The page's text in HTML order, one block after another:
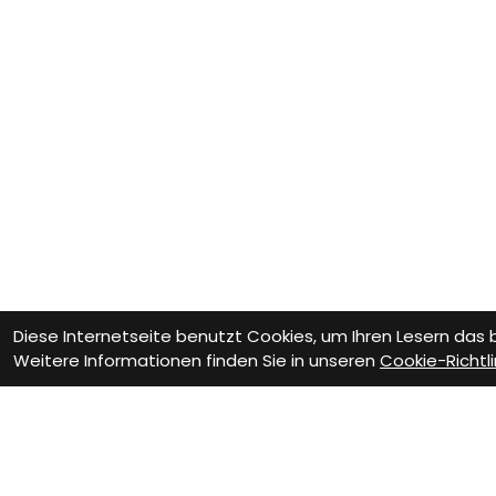
Diese Internetseite benutzt Cookies, um Ihren Lesern
Weitere Informationen finden Sie in unseren Cookie-